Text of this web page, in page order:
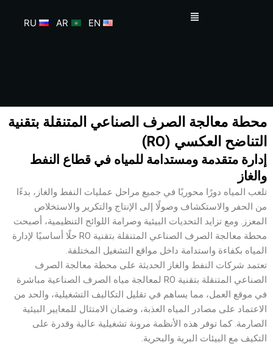
القائمة
EN
AR
RU
محطة معالجة الصرف الصناعي المتنقلة بتقنية
التناضح العكسي (RO)
إدارة متقدمة ومستدامة للمياه في قطاع النفط
والغاز
تلعب المياه دورًا محوريًا في جميع مراحل عمليات النفط والغاز، بدءًا
من الحفر والاستكشاف وصولًا إلى الإنتاج والتكرير والاستخلاص
المعزز. ومع تزايد التحديات البيئية وصرامة اللوائح التنظيمية، أصبحت
محطة معالجة الصرف الصناعي المتنقلة بتقنية RO حلًا أساسيًا لإدارة
المياه بكفاءة واستدامة داخل مواقع التشغيل المختلفة.
تعتمد شركات النفط والغاز الحديثة على محطة معالجة الصرف
الصناعي المتنقلة بتقنية RO لمعالجة مياه الصرف الصناعية مباشرة
في موقع العمل، مما يساهم في تقليل التكاليف التشغيلية، والحد من
الاعتماد على مصادر المياه العذبة، وضمان الامتثال للمعايير البيئية
الصارمة. كما توفر هذه الأنظمة مرونة تشغيلية عالية وقدرة على
التكيف مع البيئات البرية والبحرية.